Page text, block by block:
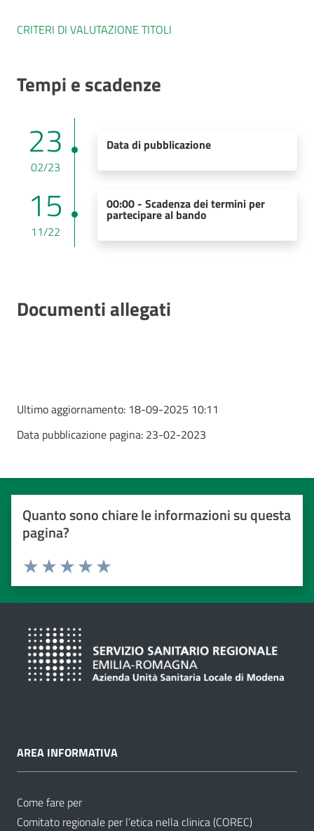
CRITERI DI VALUTAZIONE TITOLI
Tempi e scadenze
23
02/23
Data di pubblicazione
15
11/22
00:00 - Scadenza dei termini per
partecipare al bando
Documenti allegati
Ultimo aggiornamento: 18-09-2025 10:11
Data pubblicazione pagina: 23-02-2023
Quanto sono chiare le informazioni su questa
pagina?
Valuta da 1 a 5 stelle
Valuta 5 stelle su 5
Valuta 4 stelle su 5
Valuta 3 stelle su 5
Valuta 2 stelle su 5
Valuta 1 stelle su 5
AREA INFORMATIVA
Come fare per
Comitato regionale per l’etica nella clinica (COREC)